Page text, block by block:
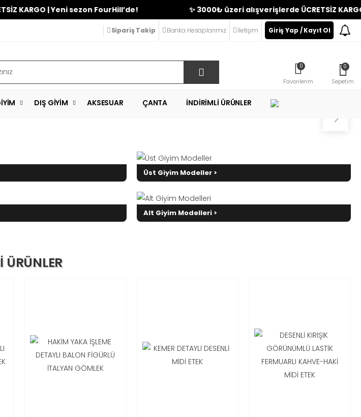
| Yeni sezon FourHill’de!
✨ 3000₺ üzeri alışverişlerde ÜCRETSİZ KARGO |
Sipariş Takip Banka Hesaplarımız İletişim Giriş Yap / Kayıt Ol
0
Favorilerim
0
Sepetim
DIŞ GIYIM AKSESUAR ÇANTA İNDIRIMLI ÜRÜNLER
Üst Giyim Modeller >
Alt Giyim Modelleri >
ÜRÜNLER